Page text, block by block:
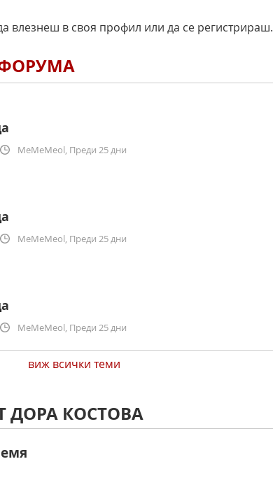
влезнеш в своя профил или да се регистрираш.
MeMeMeol, Преди 25 дни
MeMeMeol, Преди 25 дни
MeMeMeol, Преди 25 дни
виж всички теми
ДОРА КОСТОВА